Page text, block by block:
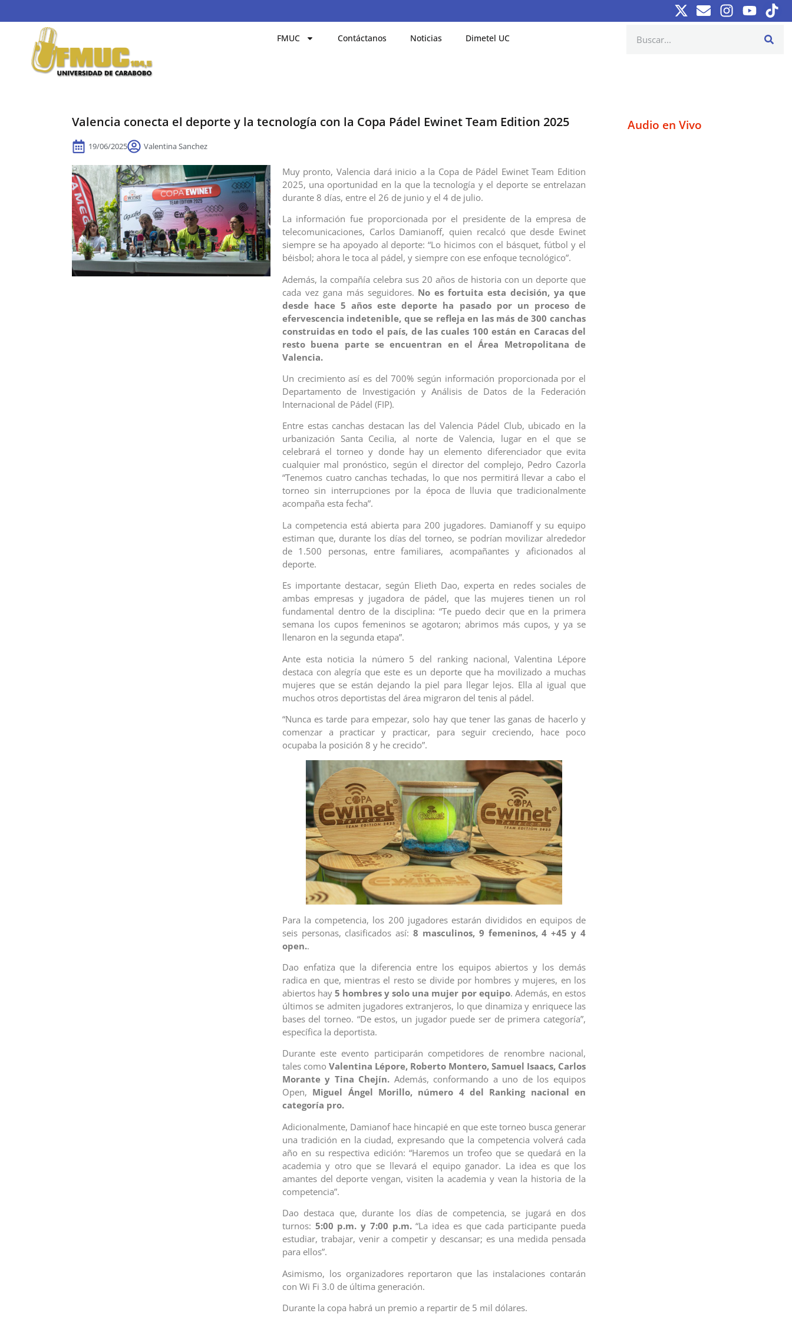
FMUC Contáctanos Noticias Dimetel UC
Valencia conecta el deporte y la tecnología con la Copa Pádel Ewinet Team Edition 2025
19/06/2025 Valentina Sanchez
Muy pronto, Valencia dará inicio a la Copa de Pádel Ewinet Team Edition
2025, una oportunidad en la que la tecnología y el deporte se entrelazan
durante 8 días, entre el 26 de junio y el 4 de julio.
La información fue proporcionada por el presidente de la empresa de
telecomunicaciones, Carlos Damianoff, quien recalcó que desde Ewinet
siempre se ha apoyado al deporte: “Lo hicimos con el básquet, fútbol y el
béisbol; ahora le toca al pádel, y siempre con ese enfoque tecnológico”.
Además, la compañía celebra sus 20 años de historia con un deporte que
cada vez gana más seguidores. No es fortuita esta decisión, ya que
desde hace 5 años este deporte ha pasado por un proceso de
efervescencia indetenible, que se refleja en las más de 300 canchas
construidas en todo el país, de las cuales 100 están en Caracas del
resto buena parte se encuentran en el Área Metropolitana de
Valencia.
Un crecimiento así es del 700% según información proporcionada por el
Departamento de Investigación y Análisis de Datos de la Federación
Internacional de Pádel (FIP).
Entre estas canchas destacan las del Valencia Pádel Club, ubicado en la
urbanización Santa Cecilia, al norte de Valencia, lugar en el que se
celebrará el torneo y donde hay un elemento diferenciador que evita
cualquier mal pronóstico, según el director del complejo, Pedro Cazorla
“Tenemos cuatro canchas techadas, lo que nos permitirá llevar a cabo el
torneo sin interrupciones por la época de lluvia que tradicionalmente
acompaña esta fecha”.
La competencia está abierta para 200 jugadores. Damianoff y su equipo
estiman que, durante los días del torneo, se podrían movilizar alrededor
de 1.500 personas, entre familiares, acompañantes y aficionados al
deporte.
Es importante destacar, según Elieth Dao, experta en redes sociales de
ambas empresas y jugadora de pádel, que las mujeres tienen un rol
fundamental dentro de la disciplina: “Te puedo decir que en la primera
semana los cupos femeninos se agotaron; abrimos más cupos, y ya se
llenaron en la segunda etapa”.
Ante esta noticia la número 5 del ranking nacional, Valentina Lépore
destaca con alegría que este es un deporte que ha movilizado a muchas
mujeres que se están dejando la piel para llegar lejos. Ella al igual que
muchos otros deportistas del área migraron del tenis al pádel.
“Nunca es tarde para empezar, solo hay que tener las ganas de hacerlo y
comenzar a practicar y practicar, para seguir creciendo, hace poco
ocupaba la posición 8 y he crecido”.
Para la competencia, los 200 jugadores estarán divididos en equipos de
seis personas, clasificados así:8 masculinos, 9 femeninos, 4 +45 y 4
open..
Dao enfatiza que la diferencia entre los equipos abiertos y los demás
radica en que, mientras el resto se divide por hombres y mujeres, en los
abiertos hay 5 hombres y solo una mujer por equipo. Además, en estos
últimos se admiten jugadores extranjeros, lo que dinamiza y enriquece las
bases del torneo. “De estos, un jugador puede ser de primera categoría”,
específica la deportista.
Durante este evento participarán competidores de renombre nacional,
tales como Valentina Lépore, Roberto Montero, Samuel Isaacs, Carlos
Morante y Tina Chejín. Además, conformando a uno de los equipos
Open, Miguel Ángel Morillo, número 4 del Ranking nacional en
categoría pro.
Adicionalmente, Damianof hace hincapié en que este torneo busca generar
una tradición en la ciudad, expresando que la competencia volverá cada
año en su respectiva edición: “Haremos un trofeo que se quedará en la
academia y otro que se llevará el equipo ganador. La idea es que los
amantes del deporte vengan, visiten la academia y vean la historia de la
competencia”.
Dao destaca que, durante los días de competencia, se jugará en dos
turnos: 5:00 p.m. y 7:00 p.m.“La idea es que cada participante pueda
estudiar, trabajar, venir a competir y descansar; es una medida pensada
para ellos”.
Asimismo, los organizadores reportaron que las instalaciones contarán
con Wi Fi 3.0 de última generación.
Durante la copa habrá un premio a repartir de 5 mil dólares.
Audio en Vivo